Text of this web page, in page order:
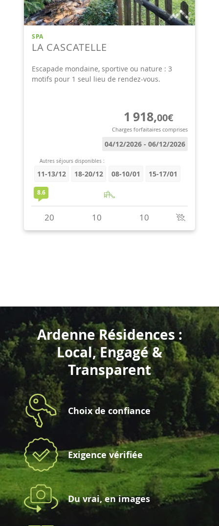
Ardenne Résidences :
Local, Engagé &
Transparent
Choix de confiance
Exigence vérifiée
Du vrai, en images